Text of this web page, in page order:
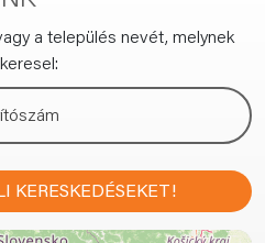
a település nevét, melynek
KERESKEDÉSEKET!